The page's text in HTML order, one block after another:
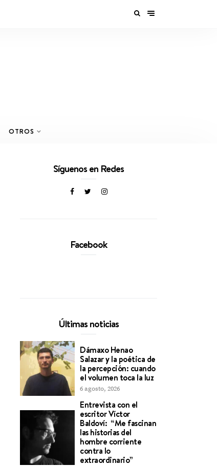
OTROS
Síguenos en Redes
Facebook
Últimas noticias
Dámaxo Henao
Salazar y la poética de
la percepción: cuando
el volumen toca la luz
6 agosto, 2026
Entrevista con el
escritor Víctor
Baldoví: “Me fascinan
las historias del
hombre corriente
contra lo
extraordinario”